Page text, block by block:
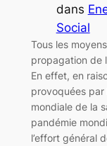
dans
Social
Tous les
propagation de
En effet, en
provoquées par
mondiale de la
pandémie
l’effort général